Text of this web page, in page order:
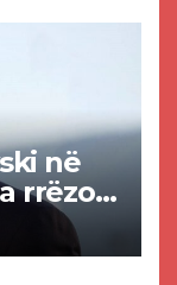
në
rrëzon